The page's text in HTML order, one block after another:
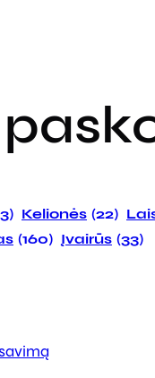
Kelionės (22)
(160) Įvairūs (33)